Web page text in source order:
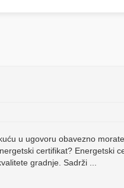
u ugovoru obavezno
certifikat? Energetski
gradnje. Sadrži ...